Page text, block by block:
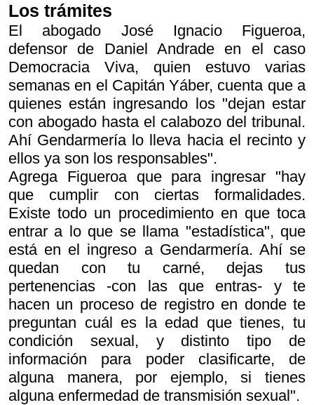
Los trámites
El abogado José Ignacio Figueroa,
defensor de Daniel Andrade en el caso
Democracia Viva, quien estuvo varias
semanas en el Capitán Yáber, cuenta que a
quienes están ingresando los "dejan estar
con abogado hasta el calabozo del tribunal.
Ahí Gendarmería lo lleva hacia el recinto y
ellos ya son los responsables".
Agrega Figueroa que para ingresar "hay
que cumplir con ciertas formalidades.
Existe todo un procedimiento en que toca
entrar a lo que se llama "estadística", que
está en el ingreso a Gendarmería. Ahí se
quedan con tu carné, dejas tus
pertenencias -con las que entras- y te
hacen un proceso de registro en donde te
preguntan cuál es la edad que tienes, tu
condición sexual, y distinto tipo de
información para poder clasificarte, de
alguna manera, por ejemplo, si tienes
alguna enfermedad de transmisión sexual".